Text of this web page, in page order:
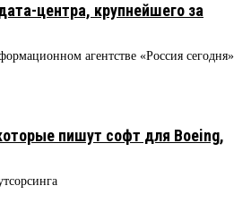
центра, крупнейшего за
агентстве «Россия сегодня»
пишут софт для Boeing,